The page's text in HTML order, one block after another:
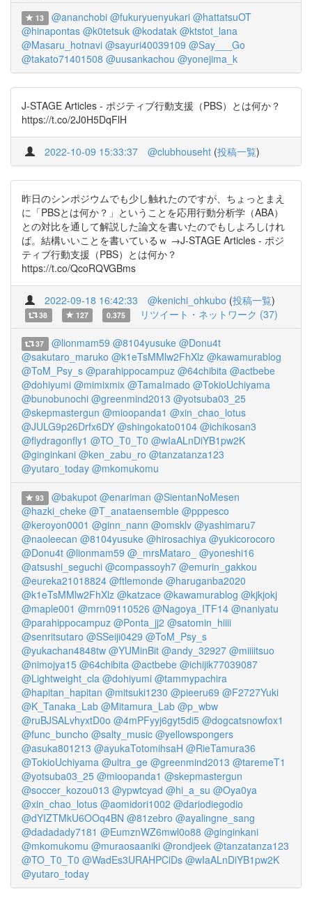
13 @ananchobi @fukuryuenyukari @hattatsuOT
@hinapontas @k0tetsuk @kodatak @ktstot_lana
@Masaru_hotnavi @sayuri40039109 @Say___Go
@takato71401508 @uusankachou @yonejima_k
J-STAGE Articles - ポジティブ行動支援（PBS）とは何か？
https://t.co/2J0H5DqFlH
2022-10-09 15:33:37 @clubhouseht (投稿一覧)
昨日のシンポジウムでも少し触れたのですが、ちょっとまえ
に「PBSとは何か？」ということを応用行動分析学（ABA）
との対比を通して解説した論文を書いたのでもしよろしけれ
ば。結構いいことを書いているｗ →J-STAGE Articles - ポジ
ティブ行動支援（PBS）とは何か？
https://t.co/QcoRQVGBms
2022-09-18 16:42:33 @kenichi_ohkubo (投稿一覧)
38 127 0.375 リツイート・ネットワーク (37)
37 @lionmam59 @8104yusuke @Donu4t
@sakutaro_maruko @k1eTsMMlw2FhXlz @kawamurablog
@ToM_Psy_s @parahippocampuz @64chibita @actbebe
@dohiyumi @mimixmix @TamaImado @TokioUchiyama
@bunobunochi @greenmind2013 @yotsuba03_25
@skepmastergun @mioopanda1 @xin_chao_lotus
@JULG9p26Drfx6DY @shingokato0104 @ichikosan3
@flydragonfly1 @TO_T0_T0 @wIaALnDiYB1pw2K
@ginginkani @ken_zabu_ro @tanzatanza123
@yutaro_today @mkomukomu
93 @bakupot @enariman @SientanNoMesen
@hazki_cheke @T_anataensemble @pppesco
@keroyon0001 @ginn_nann @omsklv @yashimaru7
@naoleecan @8104yusuke @hirosachiya @yukicorocoro
@Donu4t @lionmam59 @_mrsMataro_
@yoneshi16
@atsushi_seguchi @compassoyh7 @emurin_gakkou
@eureka21018824 @ftlemonde @haruganba2020
@k1eTsMMlw2FhXlz @katzace @kawamurablog @kjkjokj
@maple001 @mrn09110526 @Nagoya_ITF14 @naniyatu
@parahippocampuz @Ponta_jj2 @satomin_hiiii
@senritsutaro @SSeiji0429 @ToM_Psy_s
@yukachan4848tw @YUMinBit @andy_32927 @miiiitsuo
@nimojya15 @64chibita @actbebe @ichijik77039087
@Lightweight_cla @dohiyumi @tammypachira
@hapitan_hapitan @mitsuki1230 @pieeru69 @F2727Yuki
@K_Tanaka_Lab @Mitamura_Lab @p_wbw
@ruBJSALvhyxtD0o @4mPFyyj6gyt5di5 @dogcatsnowfox1
@func_buncho @salty_music @yellowspongers
@asuka801213 @ayukaTotomihsaH @RieTamura36
@TokioUchiyama @ultra_ge @greenmind2013 @taremeT1
@yotsuba03_25 @mioopanda1 @skepmastergun
@soccer_kozou013 @ypwtcyad @hi_a_su @Oya0ya
@xin_chao_lotus @aomidori1002 @dariodiegodio
@dYIZTMkU6OOq4BN @81zebro @ayalingne_sang
@dadadady7181 @EumznWZ6mwl0o88 @ginginkani
@mkomukomu @muraosaaniki @rondjeek @tanzatanza123
@TO_T0_T0 @WadEs3URAHPClDs @wIaALnDiYB1pw2K
@yutaro_today